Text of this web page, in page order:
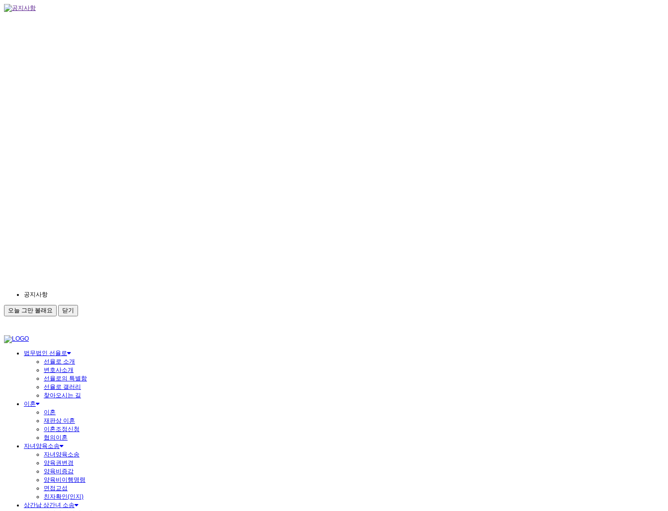
공지사항
오늘 그만 볼래요 닫기
법무법인 선율로
선율로 소개
변호사소개
선율로의 특별함
선율로 갤러리
찾아오시는 길
이혼
이혼
재판상 이혼
이혼조정신청
협의이혼
자녀양육소송
자녀양육소송
양육권변경
양육비증감
양육비이행명령
면접교섭
친자확인(인지)
상간남 상간녀 소송